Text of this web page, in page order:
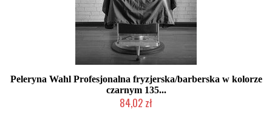
Peleryna Wahl Profesjonalna fryzjerska/barberska w kolorze
czarnym 135...
84,02 zł